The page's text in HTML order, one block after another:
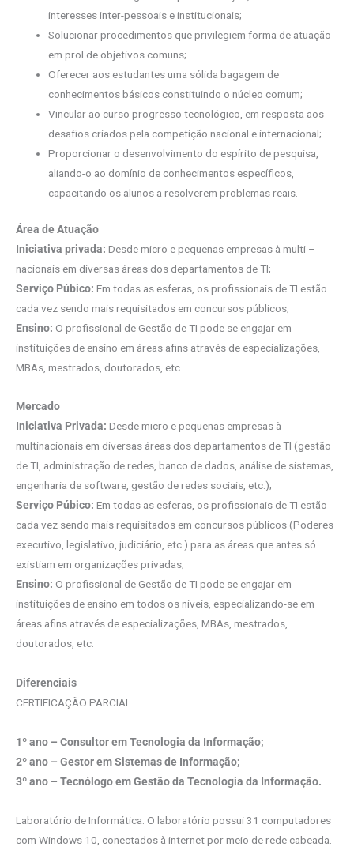
interesses inter-pessoais e institucionais;
Solucionar procedimentos que privilegiem forma de atuação
em prol de objetivos comuns;
Oferecer aos estudantes uma sólida bagagem de
conhecimentos básicos constituindo o núcleo comum;
Vincular ao curso progresso tecnológico, em resposta aos
desafios criados pela competição nacional e internacional;
Proporcionar o desenvolvimento do espírito de pesquisa,
aliando-o ao domínio de conhecimentos específicos,
capacitando os alunos a resolverem problemas reais.
Área de Atuação
Iniciativa privada: Desde micro e pequenas empresas à multi –
nacionais em diversas áreas dos departamentos de TI;
Serviço Púbico: Em todas as esferas, os profissionais de TI estão
cada vez sendo mais requisitados em concursos públicos;
Ensino: O profissional de Gestão de TI pode se engajar em
instituições de ensino em áreas afins através de especializações,
MBAs, mestrados, doutorados, etc.
Mercado
Iniciativa Privada: Desde micro e pequenas empresas à
multinacionais em diversas áreas dos departamentos de TI (gestão
de TI, administração de redes, banco de dados, análise de sistemas,
engenharia de software, gestão de redes sociais, etc.);
Serviço Púbico: Em todas as esferas, os profissionais de TI estão
cada vez sendo mais requisitados em concursos públicos (Poderes
executivo, legislativo, judiciário, etc.) para as áreas que antes só
existiam em organizações privadas;
Ensino: O profissional de Gestão de TI pode se engajar em
instituições de ensino em todos os níveis, especializando-se em
áreas afins através de especializações, MBAs, mestrados,
doutorados, etc.
Diferenciais
CERTIFICAÇÃO PARCIAL
1º ano – Consultor em Tecnologia da Informação;
2º ano – Gestor em Sistemas de Informação;
3º ano – Tecnólogo em Gestão da Tecnologia da Informação.
Laboratório de Informática: O laboratório possui 31 computadores
com Windows 10, conectados à internet por meio de rede cabeada.